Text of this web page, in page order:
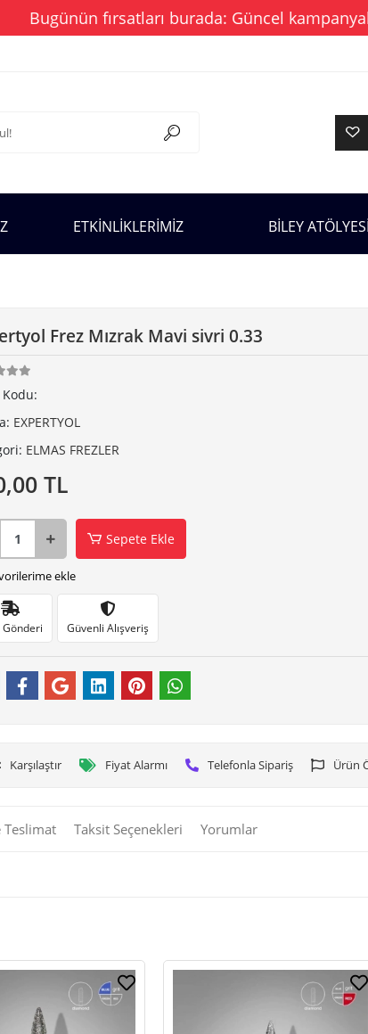
Bugünün fırsatları burada: Güncel
ETKİNLİKLERİMİZ BİLEY ATÖLYESİ
Frez Mızrak Mavi sivri 0.33
EXPERTYOL
ELMAS FREZLER
TL
Sepete Ekle
ekle
Gönderi Güvenli Alışveriş
Karşılaştır Fiyat Alarmı Telefonla Sipariş Ürün
Teslimat Taksit Seçenekleri Yorumlar